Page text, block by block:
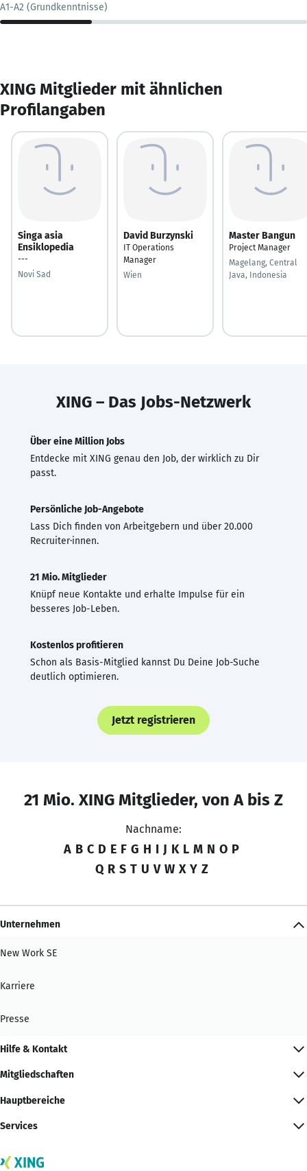
A1-A2 (Grundkenntnisse)
XING Mitglieder mit ähnlichen
Profilangaben
Singa asia
Ensiklopedia
---
Novi Sad
David Burzynski
IT Operations
Manager
Wien
Master Bangun
Project Manager
Magelang, Central
Java, Indonesia
XING – Das Jobs-Netzwerk
Über eine Million Jobs
Entdecke mit XING genau den Job, der wirklich zu Dir
passt.
Persönliche Job-Angebote
Lass Dich finden von Arbeitgebern und über 20.000
Recruiter·innen.
21 Mio. Mitglieder
Knüpf neue Kontakte und erhalte Impulse für ein
besseres Job-Leben.
Kostenlos profitieren
Schon als Basis-Mitglied kannst Du Deine Job-Suche
deutlich optimieren.
Jetzt registrieren
21 Mio. XING Mitglieder, von A bis Z
Nachname:
A B C D E F G H I J K L M N O P
Q R S T U V W X Y Z
Unternehmen
New Work SE
Karriere
Presse
Hilfe & Kontakt
Mitgliedschaften
Hauptbereiche
Services